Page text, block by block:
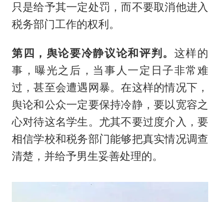
只是给予其一定处罚，而不要取消他进入
税务部门工作的权利。
第四，舆论要冷静议论和评判。 这样的
事，曝光之后，当事人一定日子非常难
过，甚至会遭遇网暴。在这样的情况下，
舆论和公众一定要保持冷静，要以宽容之
心对待这名学生。尤其不要过度介入，要
相信学校和税务部门能够把真实情况调查
清楚，并给予男生妥善处理的。